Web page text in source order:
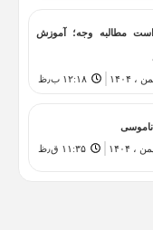
مطالبه وجه؛ آموزش
۱۲:۱۸ ب٫ظ
۱۱:۳۵ ق٫ظ